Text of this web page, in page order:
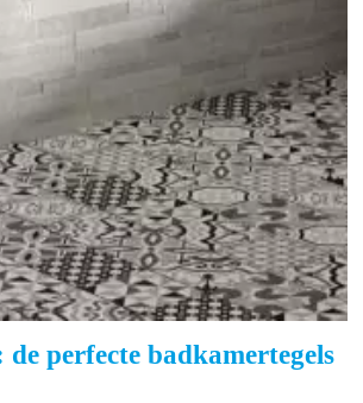
perfecte badkamertegels